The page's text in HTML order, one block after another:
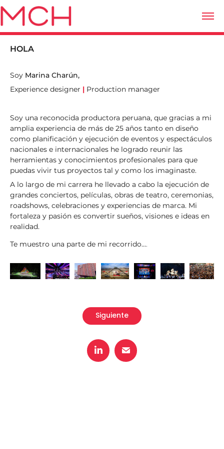
HOLA
Soy Marina Charún,
Experience designer | Production manager
Soy una reconocida productora peruana, que gracias a mi
amplia experiencia de más de 25 años tanto en diseño
como planificación y ejecución de eventos y espectáculos
nacionales e internacionales he logrado reunir las
herramientas y conocimientos profesionales para que
puedas vivir tus proyectos tal y como los imaginaste.
A lo largo de mi carrera he llevado a cabo la ejecución de
grandes conciertos, películas, obras de teatro, ceremonias,
roadshows, celebraciones y experiencias de marca. Mi
fortaleza y pasión es convertir sueños, visiones e ideas en
realidad.
Te muestro una parte de mi recorrido….
Siguiente